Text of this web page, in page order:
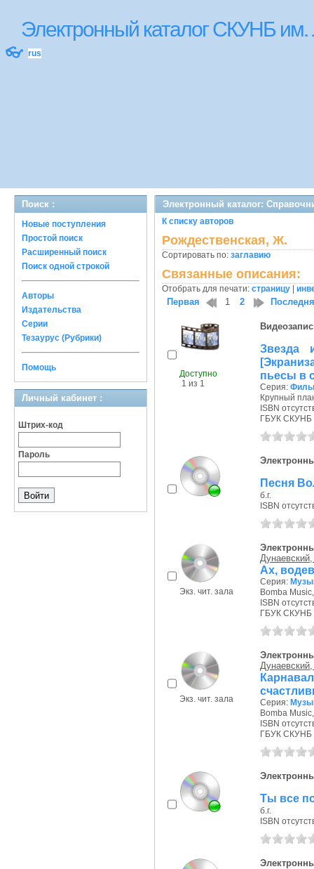
Электронный каталог СКУНБ
👓 rus
Поиск :
Новые поступления
Простой поиск
Расширенный поиск
Поиск одной строкой
Авторы
Издательства
Серии
Тезаурус (Рубрики)
Помощь
Личный кабинет :
Штрих-код
Пароль
Электронный каталог:
К списку авторов
Рождественская, Ж.
Сортировать по: заглавию
Связанные описания:
Отобрать для печати: страницу
Первая 1 2
Доступно
1 из 1
Звезда
пьесы в
Серия:
Крупный
ISBN
ГБУК
Песня
б.г.
ISBN
Экз. чит. зала
Ах,
Серия:
Bomba
ISBN
ГБУК
Экз. чит. зала Серия:
Bomba
ISBN
ГБУК
Ты все
б.г.
ISBN